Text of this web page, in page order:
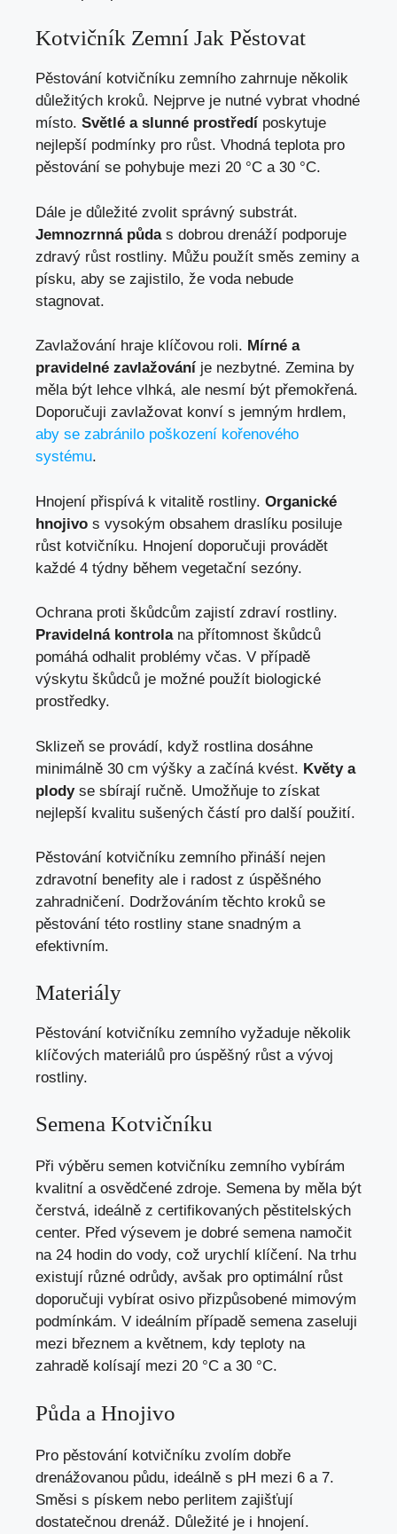
Kotvičník Zemní Jak Pěstovat
Pěstování kotvičníku zemního zahrnuje několik
důležitých kroků. Nejprve je nutné vybrat vhodné
místo. Světlé a slunné prostředí poskytuje
nejlepší podmínky pro růst. Vhodná teplota pro
pěstování se pohybuje mezi 20 °C a 30 °C.
Dále je důležité zvolit správný substrát.
Jemnozrnná půdas dobrou drenáží podporuje
zdravý růst rostliny. Můžu použít směs zeminy a
písku, aby se zajistilo, že voda nebude
stagnovat.
Zavlažování hraje klíčovou roli. Mírné a
pravidelné zavlažování je nezbytné. Zemina by
měla být lehce vlhká, ale nesmí být přemokřená.
Doporučuji zavlažovat konví s jemným hrdlem,
aby se zabránilo poškození kořenového
systému.
Hnojení přispívá k vitalitě rostliny. Organické
hnojivo s vysokým obsahem draslíku posiluje
růst kotvičníku. Hnojení doporučuji provádět
každé 4 týdny během vegetační sezóny.
Ochrana proti škůdcům zajistí zdraví rostliny.
Pravidelná kontrolana přítomnost škůdců
pomáhá odhalit problémy včas. V případě
výskytu škůdců je možné použít biologické
prostředky.
Sklizeň se provádí, když rostlina dosáhne
minimálně 30 cm výšky a začíná kvést. Květy a
plodyse sbírají ručně. Umožňuje to získat
nejlepší kvalitu sušených částí pro další použití.
Pěstování kotvičníku zemního přináší nejen
zdravotní benefity ale i radost z úspěšného
zahradničení. Dodržováním těchto kroků se
pěstování této rostliny stane snadným a
efektivním.
Materiály
Pěstování kotvičníku zemního vyžaduje několik
klíčových materiálů pro úspěšný růst a vývoj
rostliny.
Semena Kotvičníku
Při výběru semen kotvičníku zemního vybírám
kvalitní a osvědčené zdroje. Semena by měla být
čerstvá, ideálně z certifikovaných pěstitelských
center. Před výsevem je dobré semena namočit
na 24 hodin do vody, což urychlí klíčení. Na trhu
existují různé odrůdy, avšak pro optimální růst
doporučuji vybírat osivo přizpůsobené mimovým
podmínkám. V ideálním případě semena zaseluji
mezi březnem a květnem, kdy teploty na
zahradě kolísají mezi 20 °C a 30 °C.
Půda a Hnojivo
Pro pěstování kotvičníku zvolím dobře
drenážovanou půdu, ideálně s pH mezi 6 a 7.
Směsi s pískem nebo perlitem zajišťují
dostatečnou drenáž. Důležité je i hnojení.